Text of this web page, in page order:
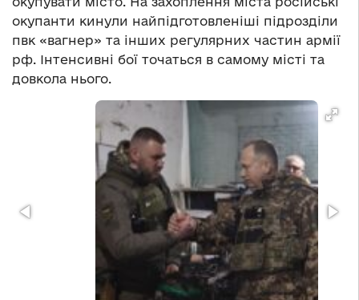
окупанти кинули найпідготовленіші підрозділи
пвк «вагнер» та інших регулярних частин армії
рф. Інтенсивні бої точаться в самому місті та
довкола нього.